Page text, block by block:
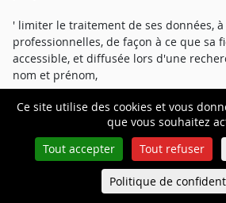
Ce site utilise des cookies et vous
que vous souhaitez
Tout accepter
Tout refuser
Politique de
' limiter le traitement de ses données, à
professionnelles, de façon à ce que sa
accessible, et diffusée lors d'une
nom et prénom,
' limiter la durée de diffusion de sa
à compter de sa diffusion,
' supprimer les fonctions « notation » et
- la fonction notation et avis : très
Queue-Fair